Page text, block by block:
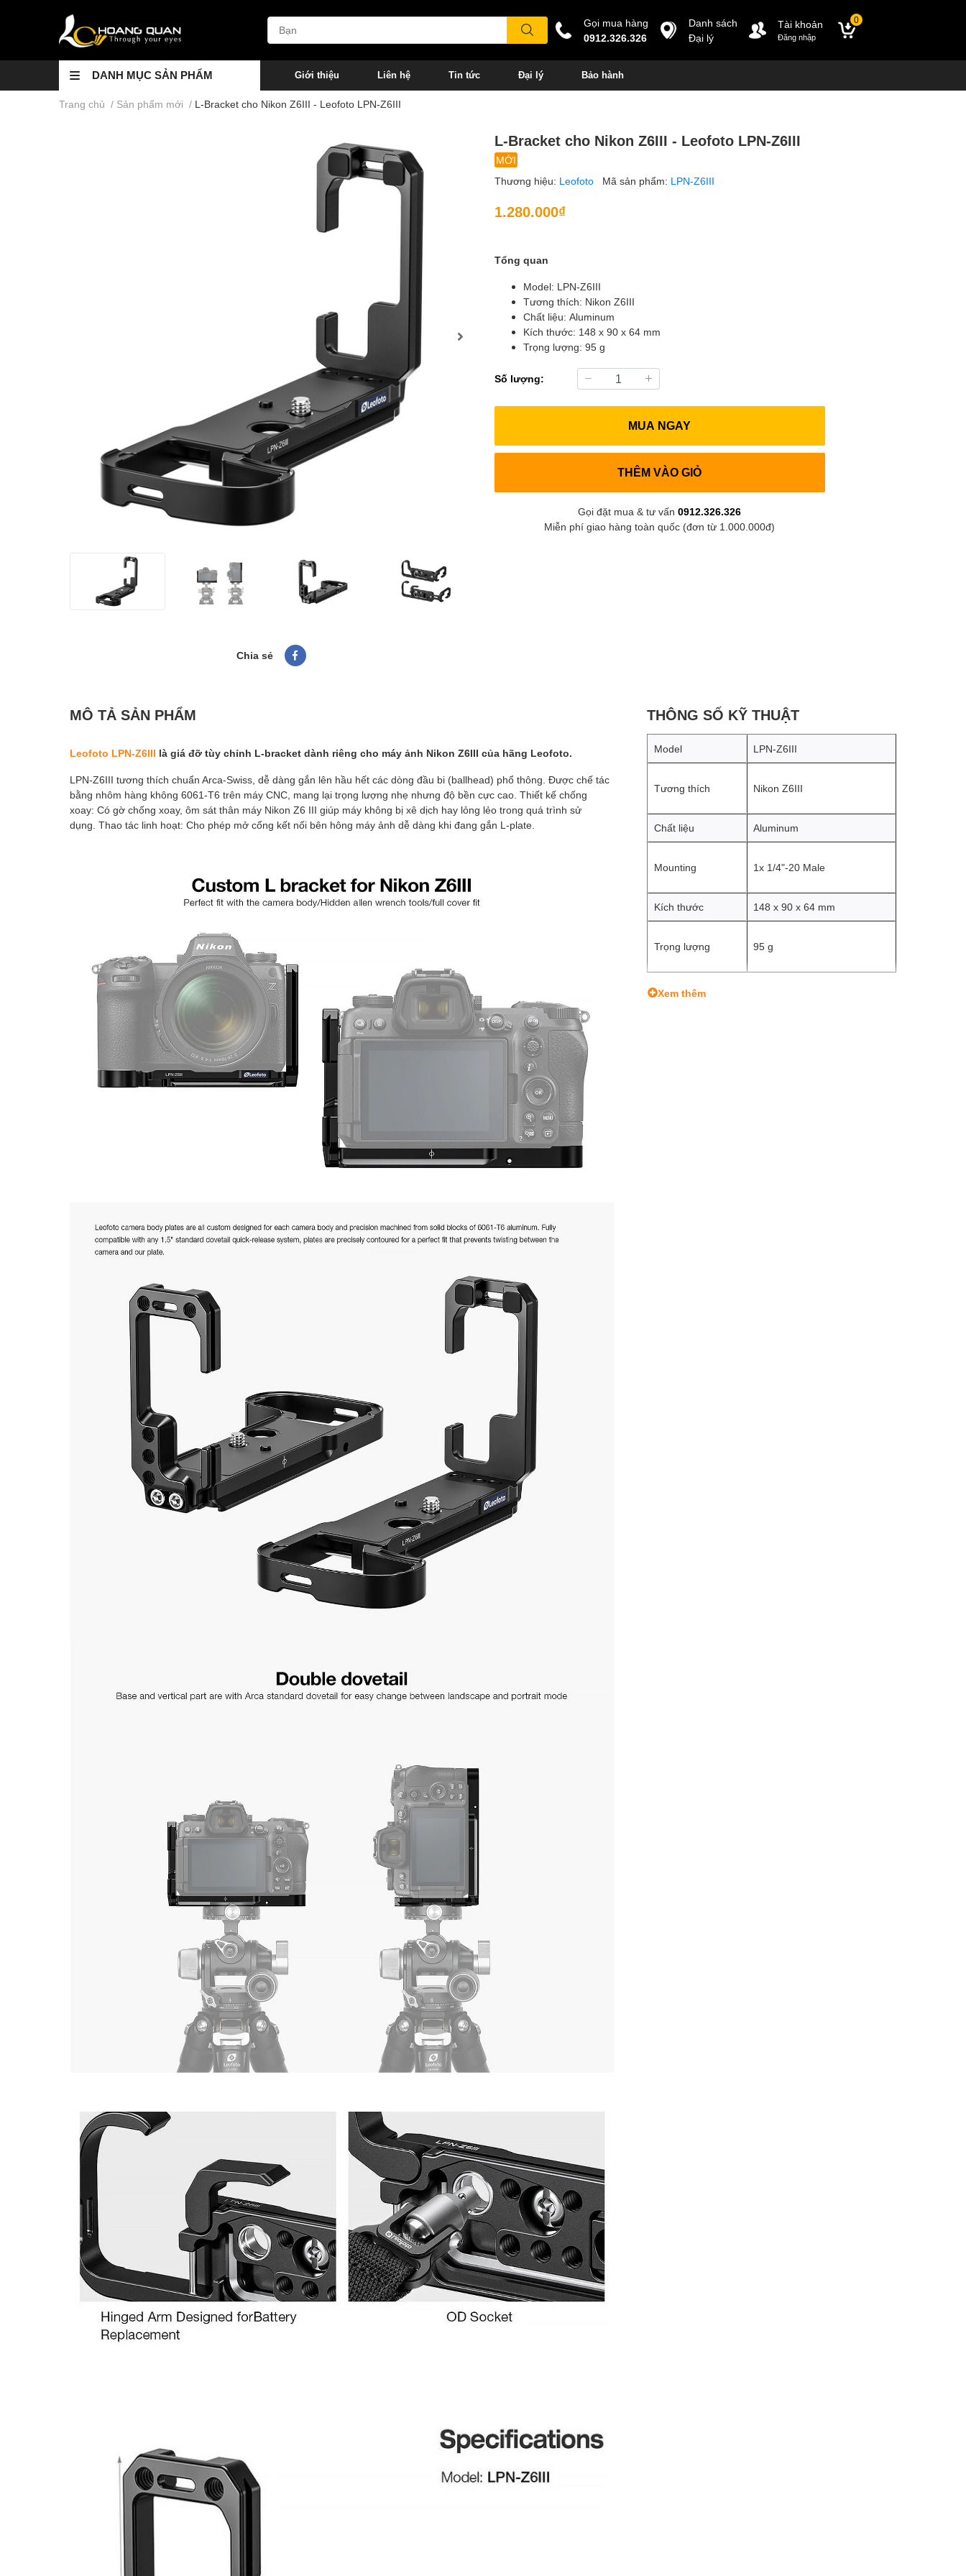
Gọi mua hàng
0912.326.326
Danh sách
Đại lý
Tài khoản
Đăng nhập
0
DANH MỤC SẢN PHẨM Giới thiệu Liên hệ Tin tức Đại lý Bảo hành
Trang chủ / Sản phẩm mới / L-Bracket cho Nikon Z6III - Leofoto LPN-Z6III
Chia sẻ
L-Bracket cho Nikon Z6III - Leofoto LPN-Z6III
MỚI
Thương hiệu: Leofoto Mã sản phẩm: LPN-Z6III
1.280.000₫
Tổng quan
Model: LPN-Z6III
Tương thích: Nikon Z6III
Chất liệu: Aluminum
Kích thước: 148 x 90 x 64 mm
Trọng lượng: 95 g
Số lượng:
MUA NGAY
THÊM VÀO GIỎ
Gọi đặt mua & tư vấn0912.326.326
Miễn phí giao hàng toàn quốc (đơn từ 1.000.000đ)
MÔ TẢ SẢN PHẨM
Leofoto LPN-Z6III là giá đỡ tùy chỉnh L-bracket dành riêng cho máy ảnh Nikon Z6III của hãng Leofoto.
LPN-Z6III tương thích chuẩn Arca-Swiss , dễ dàng gắn lên hầu hết các dòng đầu bi (ballhead) phổ thông. Được chế tác
bằng nhôm hàng không 6061-T6 trên máy CNC, mang lại trọng lượng nhẹ nhưng độ bền cực cao. Thiết kế chống
xoay: Có gờ chống xoay, ôm sát thân máy Nikon Z6 III giúp máy không bị xê dịch hay lỏng lẻo trong quá trình sử
dụng. Thao tác linh hoạt: Cho phép mở cổng kết nối bên hông máy ảnh dễ dàng khi đang gắn L-plate.
THÔNG SỐ KỸ THUẬT
Model LPN-Z6III
Tương thích Nikon Z6III
Chất liệu Aluminum
Mounting 1x 1/4"-20 Male
Kích thước 148 x 90 x 64 mm
Trọng lượng 95 g
Xem thêm